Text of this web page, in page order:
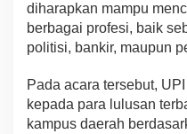
diharapkan mampu me
berbagai profesi, baik
politisi, bankir, maupun p
Pada acara tersebut,
kepada para lulusan
kampus daerah